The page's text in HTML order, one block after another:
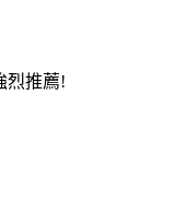
烈推薦!